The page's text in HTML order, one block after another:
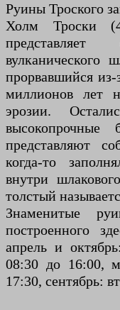
Руины Троского
Холм Троски
вулканического
прорвавшийся из-
миллионов лет
эрозии.
высокопрочные
представляют
когда-то
внутри
толстый
Знаменитые
построенного
апрель и
08:30 до 16:00,
17:30, сентябрь: